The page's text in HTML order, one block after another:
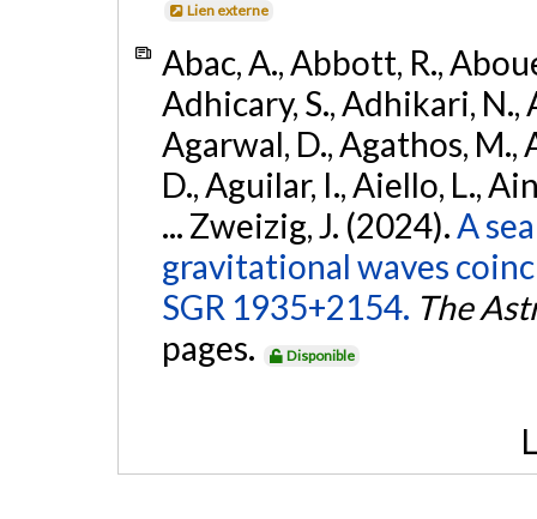
Lien externe
Abac, A., Abbott, R.,
Adhicary, S., Adhikari, N.,
Agarwal, D., Agathos, M.,
D., Aguilar, I., Aiello, L.,
... Zweizig, J. (2024). A
gravitational waves
SGR 1935+2154. The
pages.
Disponible